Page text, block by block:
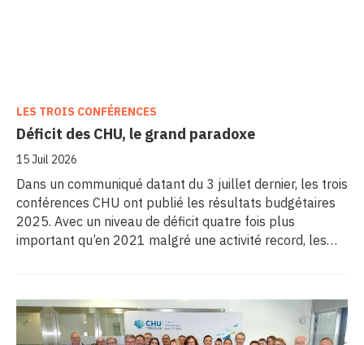
Déficit des CHU, le grand paradoxe
15 Juil 2026
LES TROIS CONFÉRENCES
Dans un communiqué datant du 3 juillet dernier, les trois
conférences CHU ont publié les résultats budgétaires
2025. Avec un niveau de déficit quatre fois plus
important qu’en 2021 malgré une activité record, les